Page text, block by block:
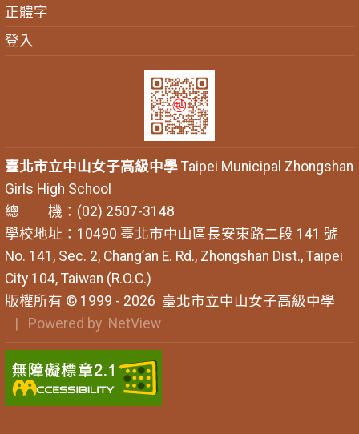
正體字
登入
臺北市立中山女子高級中學Taipei Municipal Zhongshan
Girls High School
總 機：(02) 2507-3148
學校地址：10490 臺北市中山區長安東路二段 141 號
No. 141, Sec. 2, Chang’an E. Rd., Zhongshan Dist., Taipei
City 104, Taiwan (R.O.C.)
版權所有 © 1999 - 2026 臺北市立中山女子高級中學
| Powered by NetView